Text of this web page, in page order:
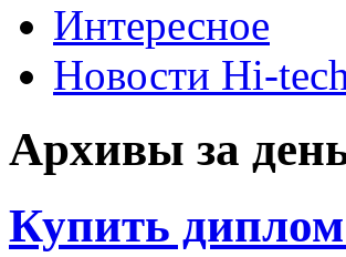
Интересное
Новости Hi-
Архивы за
Купить